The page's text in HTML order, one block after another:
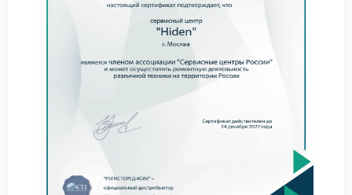
могут стремительно прогрессировать, затрагивая
силовые цепи и платы управления.
Как определяют источник шума
Фиксируют момент появления треска относительно
Оценивают локализацию звука методом
направленного прослушивания.
Считывают системные коды и сопоставляют их с
Проверяют крепления плат, трансформаторов и